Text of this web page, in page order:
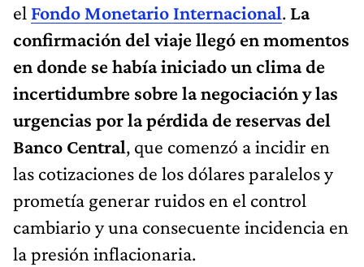
el Fondo Monetario Internacional. La
confirmación del viaje llegó en momentos
en donde se había iniciado un clima de
incertidumbre sobre la negociación y las
urgencias por la pérdida de reservas del
Banco Central, que comenzó a incidir en
las cotizaciones de los dólares paralelos y
prometía generar ruidos en el control
cambiario y una consecuente incidencia en
la presión inflacionaria.